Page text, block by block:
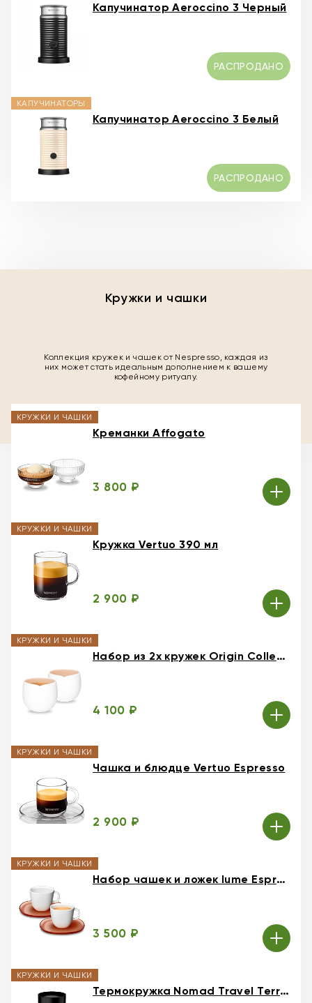
Капучинатор Aeroccino 3 Черный
РАСПРОДАНО
КАПУЧИНАТОРЫ
Капучинатор Aeroccino 3 Белый
РАСПРОДАНО
Кружки и чашки
Коллекция кружек и чашек от Nespresso, каждая из
них может стать идеальным дополнением к вашему
кофейному ритуалу.
КРУЖКИ И ЧАШКИ
Креманки Affogato
3 800 ₽
КРУЖКИ И ЧАШКИ
Кружка Vertuo 390 мл
2 900 ₽
КРУЖКИ И ЧАШКИ
Набор из 2х кружек Origin Collection Lungo
4 100 ₽
КРУЖКИ И ЧАШКИ
Чашка и блюдце Vertuo Espresso
2 900 ₽
КРУЖКИ И ЧАШКИ
Набор чашек и ложек lume Espresso
3 500 ₽
КРУЖКИ И ЧАШКИ
Термокружка Nomad Travel Terracotta 300 мл